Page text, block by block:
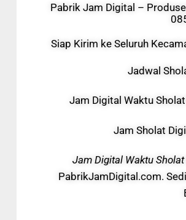
Pabrik Jam Digital –
Siap Kirim ke Seluruh
Jadwal
Jam Digital Waktu
Jam Sholat
Jam Digital Waktu
PabrikJamDigital.com.